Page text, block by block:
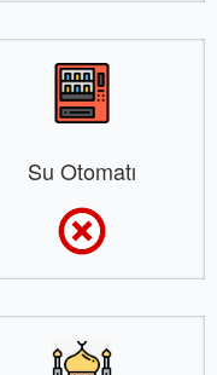
Su Otomatı